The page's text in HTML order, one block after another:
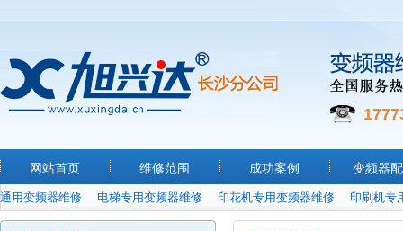
网站首页 维修范围 成功案例 变频器
通用变频器维修 电梯专用变频器维修 印花机专用变频器维修 印刷机专